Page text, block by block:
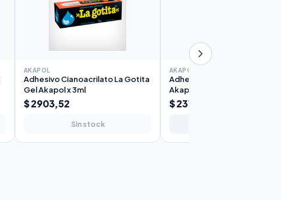
AKAPOL
Adhesivo Cianoacrilato La Gotita
Gel Akapol x 3ml
$ 2903,52
Sin stock
AKAPOL
Adhesivo Cianoacrilato La
Akapol x 2ml
$ 2314,00